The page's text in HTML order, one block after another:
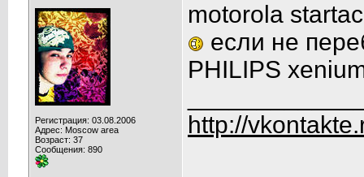
Регистрация: 03.08.2006
Адрес: Moscow area
Возраст: 37
Сообщения: 890
motorola
если не
PHILIPS
http://